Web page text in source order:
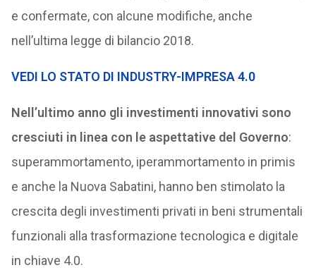
e confermate, con alcune modifiche, anche
nell’ultima legge di bilancio 2018.
VEDI LO STATO DI INDUSTRY-IMPRESA 4.0
Nell’ultimo anno gli investimenti innovativi sono
cresciuti in linea con le aspettative del Governo:
superammortamento, iperammortamento in primis
e anche la Nuova Sabatini, hanno ben stimolato la
crescita degli investimenti privati in beni strumentali
funzionali alla trasformazione tecnologica e digitale
in chiave 4.0.